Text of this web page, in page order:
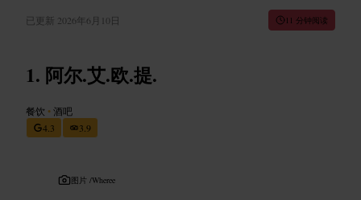
已更新 2026年6月10日 11 分钟阅读
阿尔.艾.欧.提.
餐饮 •酒吧
4.3
3.9
图片 /Wheree